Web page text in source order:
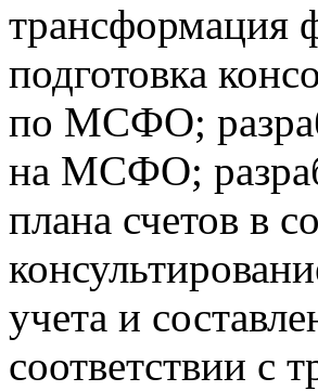
трансформация
подготовка
по МСФО;
на МСФО;
плана счетов в
учета и
соответствии